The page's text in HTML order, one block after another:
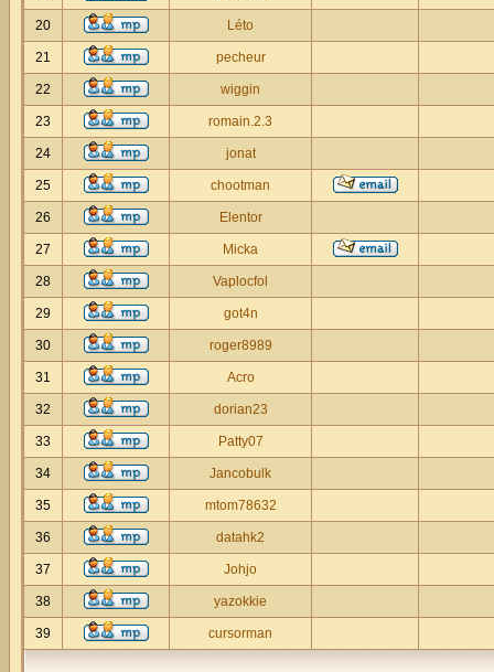
20 Léto
21 pecheur
22 wiggin
23 romain.2.3
24 jonat
25 chootman
26 Elentor
27 Micka
28 Vaplocfol
29 got4n
30 roger8989
31 Acro
32 dorian23
33 Patty07
34 Jancobulk
35 mtom78632
36 datahk2
37 Johjo
38 yazokkie
39 cursorman